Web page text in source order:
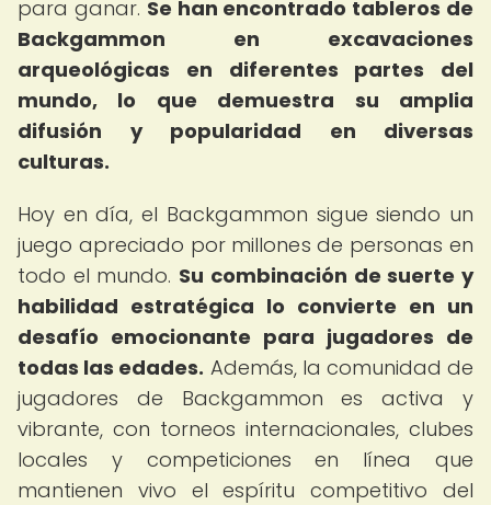
para ganar. Se han encontrado tableros de
Backgammon en excavaciones
arqueológicas en diferentes partes del
mundo, lo que demuestra su amplia
difusión y popularidad en diversas
culturas.
Hoy en día, el Backgammon sigue siendo un
juego apreciado por millones de personas en
todo el mundo. Su combinación de suerte y
habilidad estratégica lo convierte en un
desafío emocionante para jugadores de
todas las edades. Además, la comunidad de
jugadores de Backgammon es activa y
vibrante, con torneos internacionales, clubes
locales y competiciones en línea que
mantienen vivo el espíritu competitivo del